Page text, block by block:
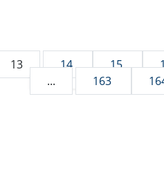
13 14 15
...
163